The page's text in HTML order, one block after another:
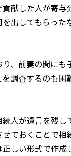
献した人が寄与
出してもらっ
、前妻の間にも
調査するのも困
人が遺言を残し
ておくことで相
しい形式で作